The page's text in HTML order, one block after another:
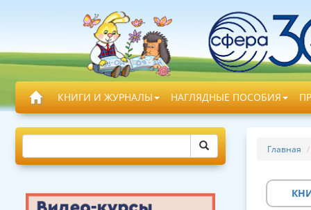
КНИГИ И ЖУРНАЛЫ НАГЛЯДНЫЕ ПОСОБИЯ
Главная